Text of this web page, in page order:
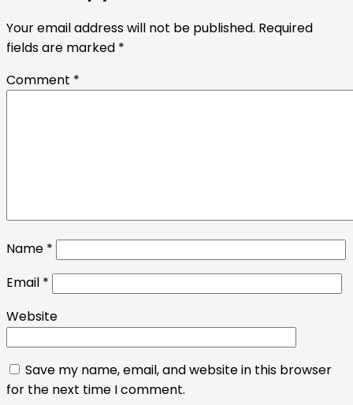
Your email address will not be published. Required
fields are marked *
Comment *
Name *
Email *
Website
Save my name, email, and website in this browser
for the next time I comment.